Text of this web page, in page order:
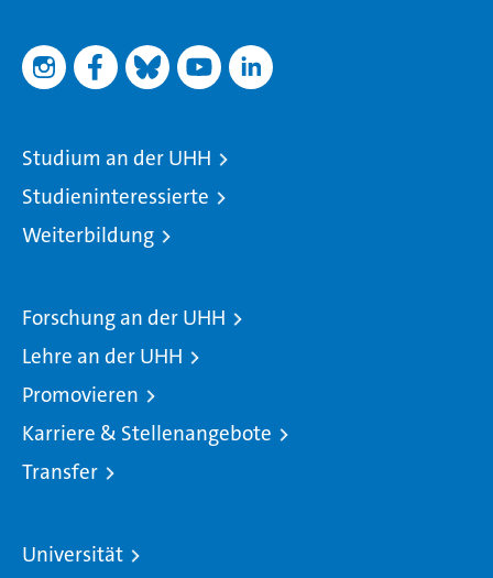
Studium an der UHH
Studieninteressierte
Weiterbildung
Forschung an der UHH
Lehre an der UHH
Promovieren
Karriere & Stellenangebote
Transfer
Universität